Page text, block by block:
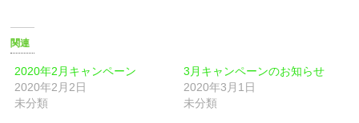
る
ク
リ
ッ
ク
し
て
有
(新
し
関連
2020年2月キャンペーン
2020年2月2日
未分類
3月キャンペーンのお知らせ
2020年3月1日
未分類